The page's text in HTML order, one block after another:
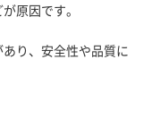
原因です。
り、安全性や品質に